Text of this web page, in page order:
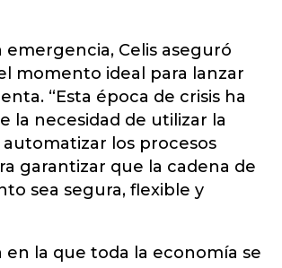
emergencia, Celis aseguró
momento ideal para lanzar
“Esta época de crisis ha
la necesidad de utilizar la
los procesos
garantizar que la cadena de
sea segura, flexible y
en la que toda la economía se